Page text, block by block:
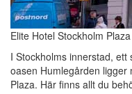
Elite Hotel Stockholm Plaza
I Stockholms innerstad,
oasen Humlegården ligger
Plaza. Här finns allt du